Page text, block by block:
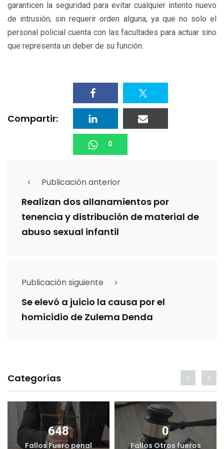
garanticen la seguridad para evitar cualquier intento nuevo
de intrusión, sin requerir orden alguna, ya que no solo el
personal policial cuenta con las facultades para actuar sino
que representa un deber de su función.
Compartir:
0
Publicación anterior
Realizan dos allanamientos por
tenencia y distribución de material de
abuso sexual infantil
Publicación siguiente
Se elevó a juicio la causa por el
homicidio de Zulema Denda
Categorías
648
Fallos Fuero penal
0
Fallos Otros fueros